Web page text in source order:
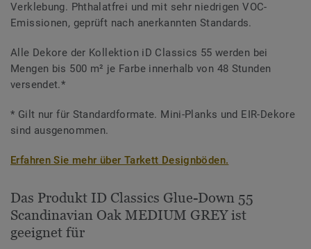
Verklebung. Phthalatfrei und mit sehr niedrigen VOC-
Emissionen, geprüft nach anerkannten Standards.
Alle Dekore der Kollektion iD Classics 55 werden bei
Mengen bis 500 m² je Farbe innerhalb von 48 Stunden
versendet.*
* Gilt nur für Standardformate. Mini-Planks und EIR-Dekore
sind ausgenommen.
Erfahren Sie mehr über Tarkett Designböden.
Das Produkt ID Classics Glue-Down 55
Scandinavian Oak MEDIUM GREY ist
geeignet für